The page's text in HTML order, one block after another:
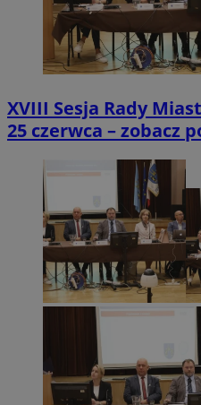
XVIII Sesja Rady
25 czerwca – zobacz